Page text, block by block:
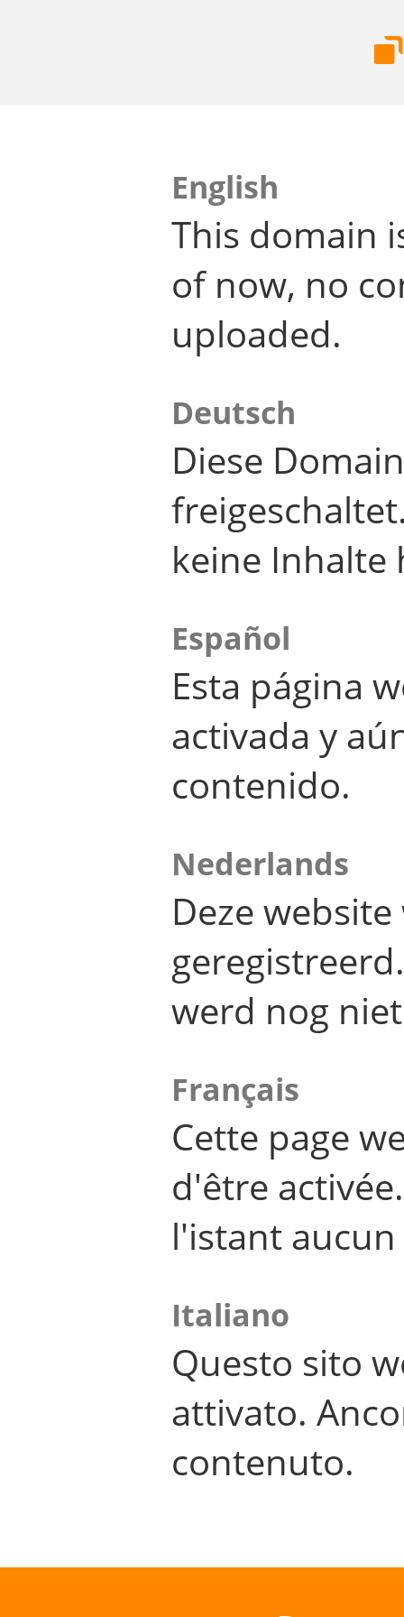
English
This domain
of now, no
uploaded.
Deutsch
Diese
keine Inhalte
Español
Esta página
activada y
contenido.
Nederlands
Deze
werd nog
Français
Cette page
d'être
l'istant
Italiano
Questo sito
attivato.
contenuto.